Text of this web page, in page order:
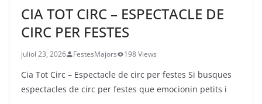
CIA TOT CIRC – ESPECTACLE DE
CIRC PER FESTES
juliol 23, 2026 FestesMajors 198 Views
Cia Tot Circ – Espectacle de circ per festes Si busques
espectacles de circ per festes que emocionin petits i